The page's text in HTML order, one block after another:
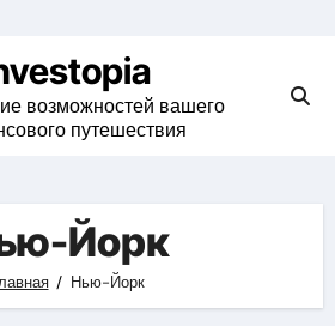
возможностей вашего
путешествия
Йорк
Нью-Йорк